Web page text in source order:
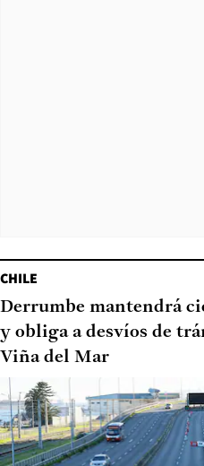
CHILE
Derrumbe mantendrá
y obliga a desvíos de
Viña del Mar